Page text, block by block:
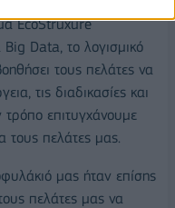
EcoStruxure
Data, το λογισμικό
τους πελάτες να
τις διαδικασίες και
επιτυγχάνουμε
τους πελάτες μας.
μας ήταν επίσης
πελάτες μας να